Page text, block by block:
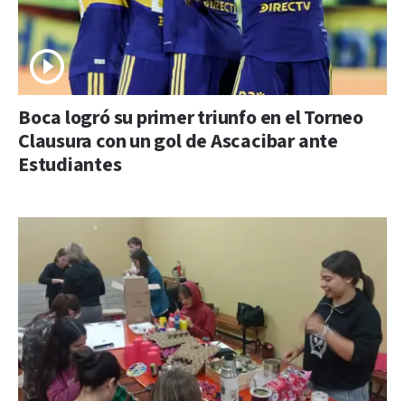
Boca logró su primer triunfo en el Torneo
Clausura con un gol de Ascacibar ante
Estudiantes